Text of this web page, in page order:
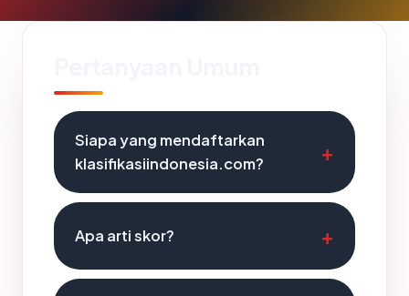
Siapa yang mendaftarkan
klasifikasiindonesia.com?
Apa arti skor?